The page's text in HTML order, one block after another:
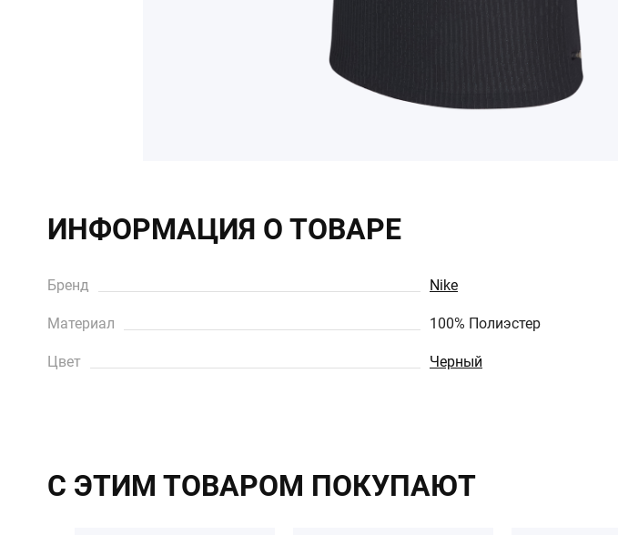
ИНФОРМАЦИЯ О ТОВАРЕ
Бренд Nike
Материал 100% Полиэстер
Цвет Черный
С ЭТИМ ТОВАРОМ ПОКУПАЮТ